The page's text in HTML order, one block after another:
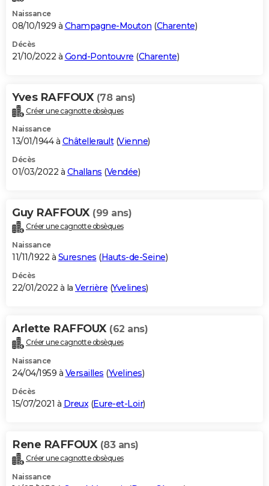
Naissance
08/10/1929 à Champagne-Mouton (Charente)
Décès
21/10/2022 à Gond-Pontouvre (Charente)
Yves RAFFOUX (78 ans)
Créer une cagnotte obsèques
Naissance
13/01/1944 à Châtellerault(Vienne)
Décès
01/03/2022 à Challans (Vendée)
Guy RAFFOUX (99 ans)
Créer une cagnotte obsèques
Naissance
11/11/1922 à Suresnes (Hauts-de-Seine)
Décès
22/01/2022 à la Verrière (Yvelines)
Arlette RAFFOUX (62 ans)
Créer une cagnotte obsèques
Naissance
24/04/1959 à Versailles (Yvelines)
Décès
15/07/2021 à Dreux(Eure-et-Loir)
Rene RAFFOUX (83 ans)
Créer une cagnotte obsèques
Naissance